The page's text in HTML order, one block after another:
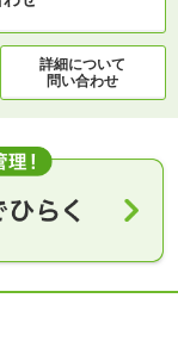
詳細について
問い合わせ